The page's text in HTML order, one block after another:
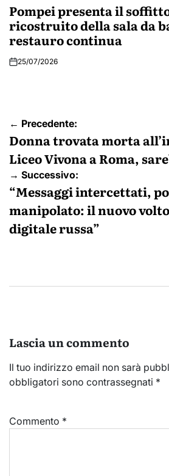
Pompei presenta il
ricostruito della sala da
restauro continua
25/07/2026
Navigazione
articoli
← Precedente:
Donna trovata morta
Liceo Vivona a Roma,
→ Successivo:
“Messaggi intercettati,
manipolato: il nuovo
digitale russa”
Lascia un commento
Il tuo indirizzo email non sarà
obbligatori sono contrassegnati *
Commento *